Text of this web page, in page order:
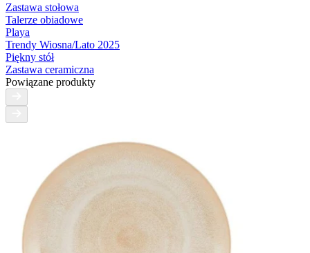
Zastawa stołowa
Talerze obiadowe
Playa
Trendy Wiosna/Lato 2025
Piękny stół
Zastawa ceramiczna
Powiązane produkty